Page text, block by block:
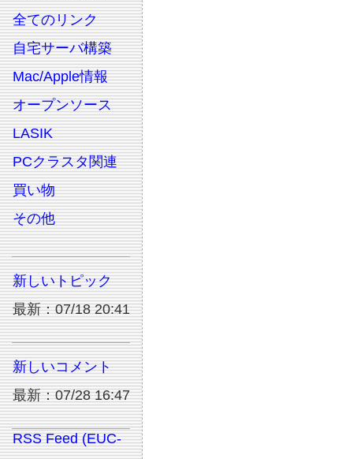
全てのリンク
自宅サーバ構築
Mac/Apple情報
オープンソース
LASIK
PCクラスタ関連
買い物
その他
新しいトピック
最新：07/18 20:41
新しいコメント
最新：07/28 16:47
RSS Feed (EUC-